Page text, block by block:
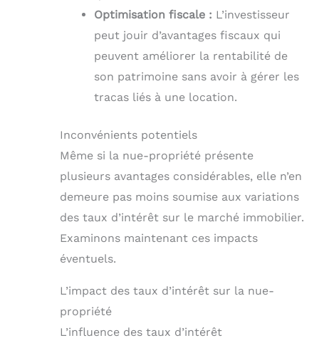
Optimisation fiscale : L’investisseur
peut jouir d’avantages fiscaux qui
peuvent améliorer la rentabilité de
son patrimoine sans avoir à gérer les
tracas liés à une location.
Inconvénients potentiels
Même si la nue-propriété présente
plusieurs avantages considérables, elle n’en
demeure pas moins soumise aux variations
des taux d’intérêt sur le marché immobilier.
Examinons maintenant ces impacts
éventuels.
L’impact des taux d’intérêt sur la nue-
propriété
L’influence des taux d’intérêt